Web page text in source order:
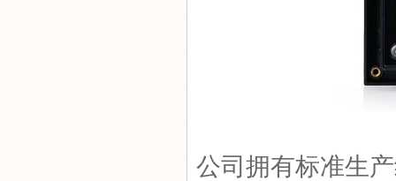
公司拥有标准生